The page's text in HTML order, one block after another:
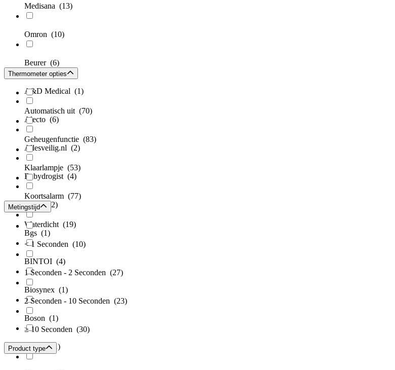
Medisana (13)
Omron (10)
Beurer (6)
A&D Medical (1)
Alecto (6)
Allesveilig.nl (2)
Babydrogist (4)
Beaba (2)
Bgs (1)
BINTOI (4)
Biosynex (1)
Boson (1)
Chicco(1)
Thermometer opties
Automatisch uit (70)
Geheugenfunctie (83)
Klaarlampje (53)
Koortsalarm (77)
Waterdicht (19)
Metingstijd
< 1 Seconden (10)
1 Seconden - 2 Seconden (27)
2 Seconden - 10 Seconden (23)
≥ 10 Seconden (30)
Product type